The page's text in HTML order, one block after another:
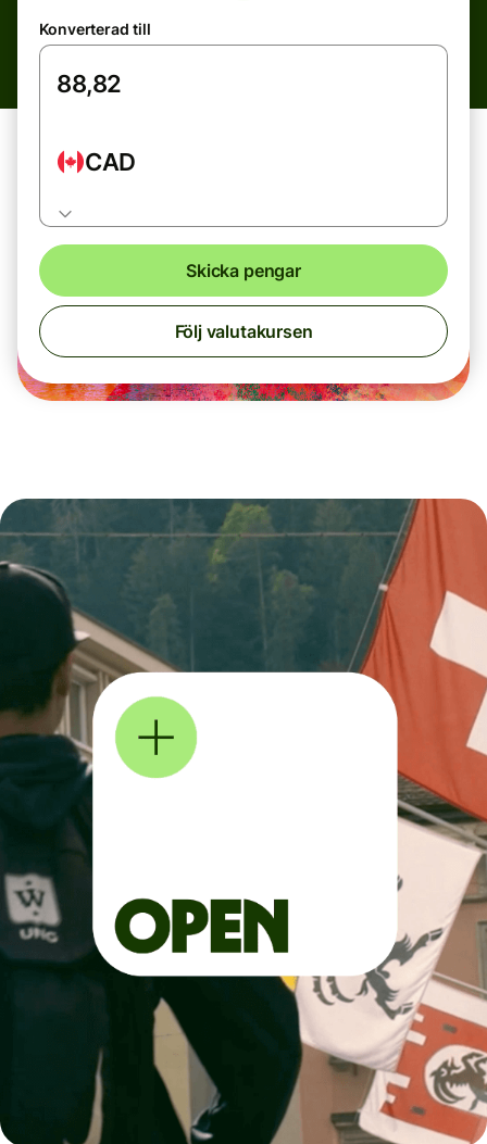
Konverterad till
CAD
Skicka pengar
Följ valutakursen